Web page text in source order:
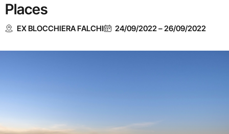
Places
EX BLOCCHIERA FALCHI 24/09/2022–26/09/2022